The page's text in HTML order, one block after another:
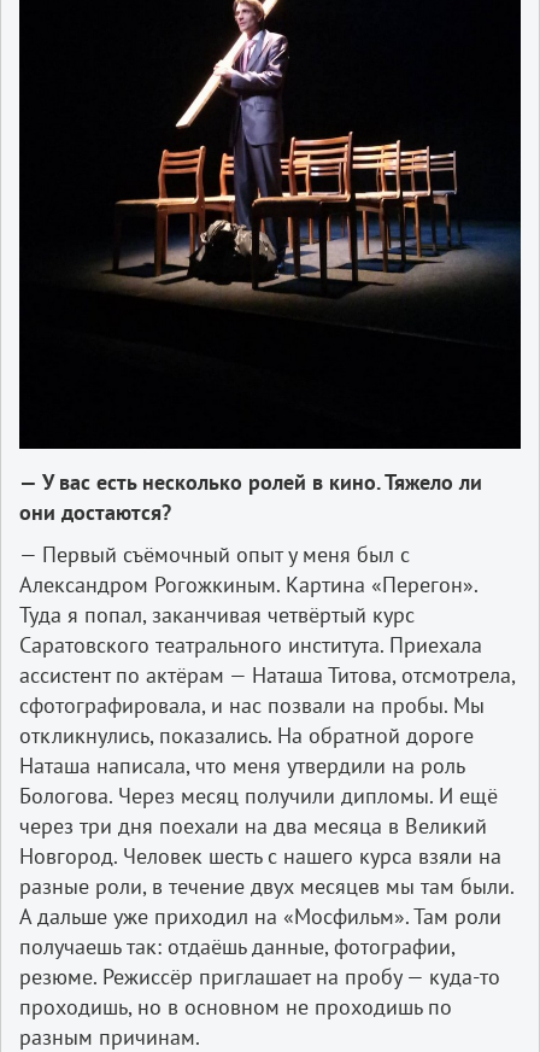
— У вас есть несколько ролей в кино. Тяжело ли
они достаются?
— Первый съёмочный опыт у меня был с
Александром Рогожкиным. Картина «Перегон».
Туда я попал, заканчивая четвёртый курс
Саратовского театрального института. Приехала
ассистент по актёрам — Наташа Титова, отсмотрела,
сфотографировала, и нас позвали на пробы. Мы
откликнулись, показались. На обратной дороге
Наташа написала, что меня утвердили на роль
Бологова. Через месяц получили дипломы. И ещё
через три дня поехали на два месяца в Великий
Новгород. Человек шесть с нашего курса взяли на
разные роли, в течение двух месяцев мы там были.
А дальше уже приходил на «Мосфильм». Там роли
получаешь так: отдаёшь данные, фотографии,
резюме. Режиссёр приглашает на пробу — куда-то
проходишь, но в основном не проходишь по
разным причинам.